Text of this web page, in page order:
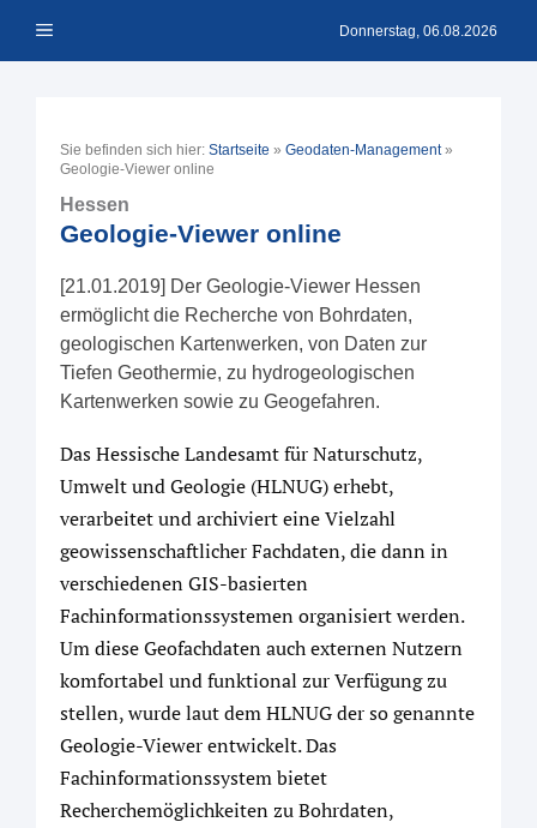
Inhalt Menü Donnerstag, 06.08.2026
Sie befinden sich hier: Startseite » Geodaten-Management»
Geologie-Viewer online
Hessen
Geologie-Viewer online
[21.01.2019] Der Geologie-Viewer Hessen
ermöglicht die Recherche von Bohrdaten,
geologischen Kartenwerken, von Daten zur
Tiefen Geothermie, zu hydrogeologischen
Kartenwerken sowie zu Geogefahren.
Das Hessische Landesamt für Naturschutz,
Umwelt und Geologie (HLNUG) erhebt,
verarbeitet und archiviert eine Vielzahl
geowissenschaftlicher Fachdaten, die dann in
verschiedenen GIS-basierten
Fachinformationssystemen organisiert werden.
Um diese Geofachdaten auch externen Nutzern
komfortabel und funktional zur Verfügung zu
stellen, wurde laut dem HLNUG der so genannte
Geologie-Viewer entwickelt. Das
Fachinformationssystem bietet
Recherchemöglichkeiten zu Bohrdaten,